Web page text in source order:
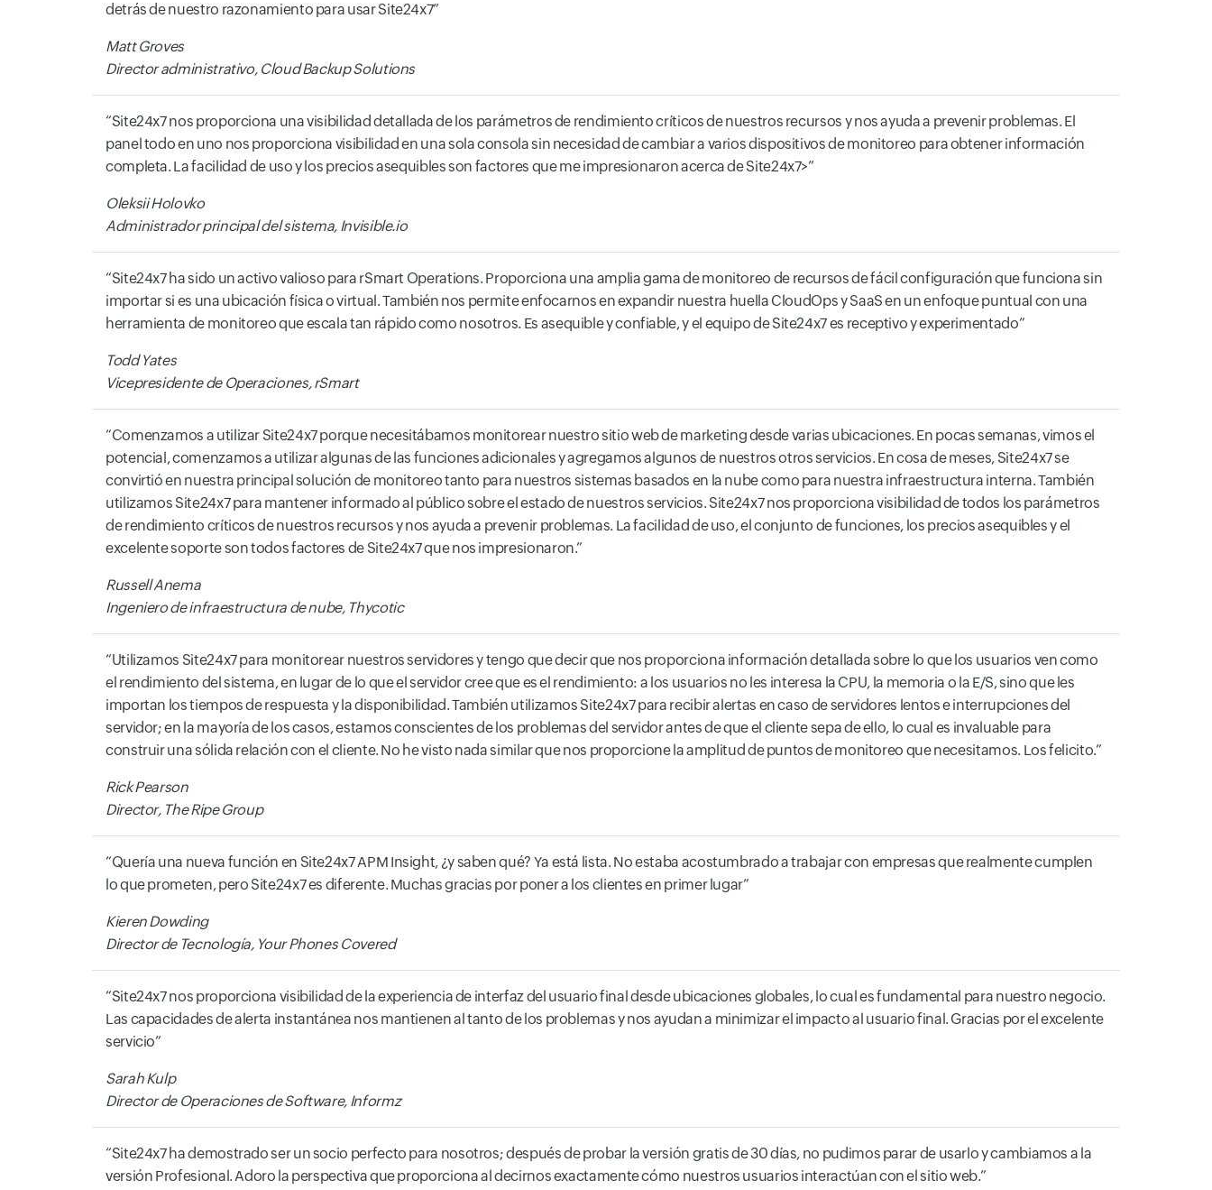
detrás de nuestro razonamiento para usar Site24x7
Matt Groves
Director administrativo, Cloud Backup Solutions
Site24x7 nos proporciona una visibilidad detallada de los parámetros de rendimiento críticos de nuestros recursos y nos ayuda a prevenir problemas. El
panel todo en uno nos proporciona visibilidad en una sola consola sin necesidad de cambiar a varios dispositivos de monitoreo para obtener información
completa. La facilidad de uso y los precios asequibles son factores que me impresionaron acerca de Site24x7>
Oleksii Holovko
Administrador principal del sistema, Invisible.io
Site24x7 ha sido un activo valioso para rSmart Operations. Proporciona una amplia gama de monitoreo de recursos de fácil configuración que funciona sin
importar si es una ubicación física o virtual. También nos permite enfocarnos en expandir nuestra huella CloudOps y SaaS en un enfoque puntual con una
herramienta de monitoreo que escala tan rápido como nosotros. Es asequible y confiable, y el equipo de Site24x7 es receptivo y experimentado
Todd Yates
Vicepresidente de Operaciones, rSmart
Comenzamos a utilizar Site24x7 porque necesitábamos monitorear nuestro sitio web de marketing desde varias ubicaciones. En pocas semanas, vimos el
potencial, comenzamos a utilizar algunas de las funciones adicionales y agregamos algunos de nuestros otros servicios. En cosa de meses, Site24x7 se
convirtió en nuestra principal solución de monitoreo tanto para nuestros sistemas basados en la nube como para nuestra infraestructura interna. También
utilizamos Site24x7 para mantener informado al público sobre el estado de nuestros servicios. Site24x7 nos proporciona visibilidad de todos los parámetros
de rendimiento críticos de nuestros recursos y nos ayuda a prevenir problemas. La facilidad de uso, el conjunto de funciones, los precios asequibles y el
excelente soporte son todos factores de Site24x7 que nos impresionaron.
Russell Anema
Ingeniero de infraestructura de nube, Thycotic
Utilizamos Site24x7 para monitorear nuestros servidores y tengo que decir que nos proporciona información detallada sobre lo que los usuarios ven como
el rendimiento del sistema, en lugar de lo que el servidor cree que es el rendimiento: a los usuarios no les interesa la CPU, la memoria o la E/S, sino que les
importan los tiempos de respuesta y la disponibilidad. También utilizamos Site24x7 para recibir alertas en caso de servidores lentos e interrupciones del
servidor; en la mayoría de los casos, estamos conscientes de los problemas del servidor antes de que el cliente sepa de ello, lo cual es invaluable para
construir una sólida relación con el cliente. No he visto nada similar que nos proporcione la amplitud de puntos de monitoreo que necesitamos. Los felicito.
Rick Pearson
Director, The Ripe Group
Quería una nueva función en Site24x7 APM Insight, ¿y saben qué? Ya está lista. No estaba acostumbrado a trabajar con empresas que realmente cumplen
lo que prometen, pero Site24x7 es diferente. Muchas gracias por poner a los clientes en primer lugar
Kieren Dowding
Director de Tecnología, Your Phones Covered
Site24x7 nos proporciona visibilidad de la experiencia de interfaz del usuario final desde ubicaciones globales, lo cual es fundamental para nuestro negocio.
Las capacidades de alerta instantánea nos mantienen al tanto de los problemas y nos ayudan a minimizar el impacto al usuario final. Gracias por el excelente
servicio
Sarah Kulp
Director de Operaciones de Software, Informz
Site24x7 ha demostrado ser un socio perfecto para nosotros; después de probar la versión gratis de 30 días, no pudimos parar de usarlo y cambiamos a la
versión Profesional. Adoro la perspectiva que proporciona al decirnos exactamente cómo nuestros usuarios interactúan con el sitio web.